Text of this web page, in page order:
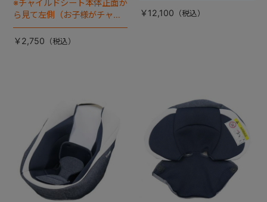
※チャイルドシート本体正面か
ら見て左側（お子様がチャイ
ルドシートに座った状態で右
手側となります）
￥2,750
￥12,100